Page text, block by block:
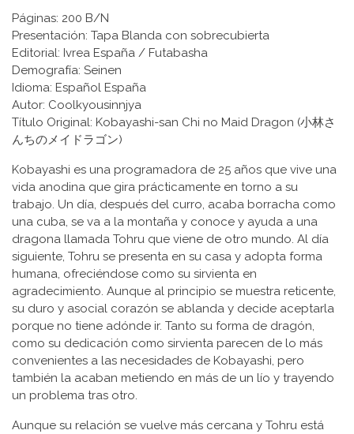
Páginas: 200 B/N
Presentación: Tapa Blanda con sobrecubierta
Editorial: Ivrea España / Futabasha
Demografía: Seinen
Idioma: Español España
Autor: Coolkyousinnjya
Título Original: Kobayashi-san Chi no Maid Dragon (小林さ
んちのメイドラゴン)
Kobayashi es una programadora de 25 años que vive una
vida anodina que gira prácticamente en torno a su
trabajo. Un día, después del curro, acaba borracha como
una cuba, se va a la montaña y conoce y ayuda a una
dragona llamada Tohru que viene de otro mundo. Al día
siguiente, Tohru se presenta en su casa y adopta forma
humana, ofreciéndose como su sirvienta en
agradecimiento. Aunque al principio se muestra reticente,
su duro y asocial corazón se ablanda y decide aceptarla
porque no tiene adónde ir. Tanto su forma de dragón,
como su dedicación como sirvienta parecen de lo más
convenientes a las necesidades de Kobayashi, pero
también la acaban metiendo en más de un lío y trayendo
un problema tras otro.
Aunque su relación se vuelve más cercana y Tohru está